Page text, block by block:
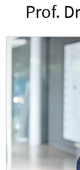
Prof.